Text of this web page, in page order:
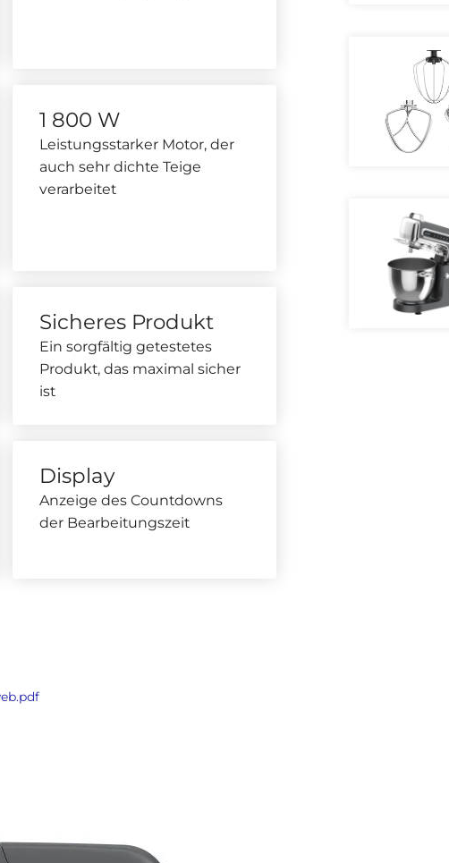
1 800 W
Leistungsstarker Motor, der
auch sehr dichte Teige
verarbeitet
Sicheres Produkt
Ein sorgfältig getestetes
Produkt, das maximal sicher
ist
Display
Anzeige des Countdowns
der Bearbeitungszeit